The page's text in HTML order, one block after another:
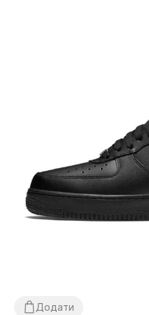
Додати